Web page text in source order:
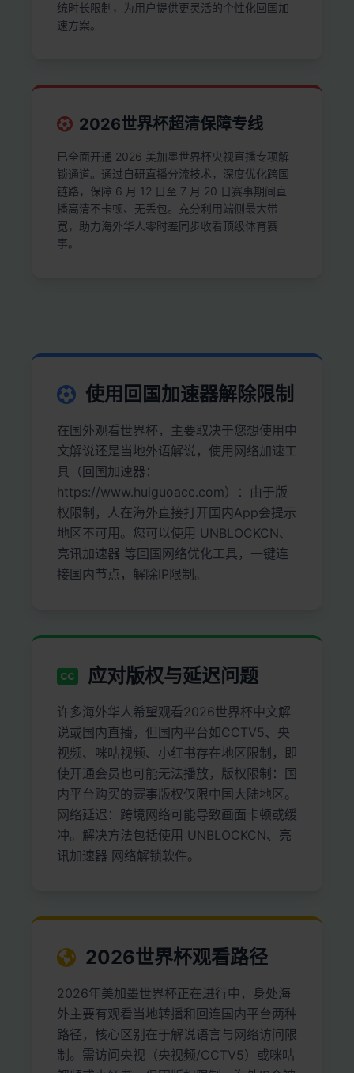
统时长限制，为用户提供更灵活的个性化回国加
速方案。
2026世界杯超清保障专线
已全面开通 2026 美加墨世界杯央视直播专项解
锁通道。通过自研直播分流技术，深度优化跨国
链路，保障 6 月 12 日至 7 月 20 日赛事期间直
播高清不卡顿、无丢包。充分利用端侧最大带
宽，助力海外华人零时差同步收看顶级体育赛
事。
使用回国加速器解除限制
在国外观看世界杯，主要取决于您想使用中
文解说还是当地外语解说，使用网络加速工
具（回国加速器：
https://www.huiguoacc.com）：由于版
权限制，人在海外直接打开国内App会提示
地区不可用。您可以使用 UNBLOCKCN、
亮讯加速器 等回国网络优化工具，一键连
接国内节点，解除IP限制。
应对版权与延迟问题
许多海外华人希望观看2026世界杯中文解
说或国内直播，但国内平台如CCTV5、央
视频、咪咕视频、小红书存在地区限制，即
使开通会员也可能无法播放，版权限制：国
内平台购买的赛事版权仅限中国大陆地区。
网络延迟：跨境网络可能导致画面卡顿或缓
冲。解决方法包括使用 UNBLOCKCN、亮
讯加速器 网络解锁软件。
2026世界杯观看路径
2026年美加墨世界杯正在进行中，身处海
外主要有‌观看当地转播‌和‌回连国内平台‌两种
路径，核心区别在于解说语言与网络访问限
制。‌‌需访问央视（央视频/CCTV5）或咪咕